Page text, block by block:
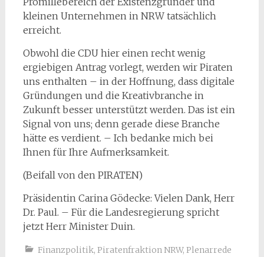
kleinen Unternehmen in NRW tatsächlich
erreicht.
Obwohl die CDU hier einen recht wenig
ergiebigen Antrag vorlegt, werden wir Piraten
uns enthalten – in der Hoffnung, dass digitale
Gründungen und die Kreativbranche in
Zukunft besser unterstützt werden. Das ist ein
Signal von uns; denn gerade diese Branche
hätte es verdient. – Ich bedanke mich bei
Ihnen für Ihre Aufmerksamkeit.
(Beifall von den PIRATEN)
Präsidentin Carina Gödecke: Vielen Dank, Herr
Dr. Paul. – Für die Landesregierung spricht
jetzt Herr Minister Duin.
Finanzpolitik, Piratenfraktion NRW, Plenarrede